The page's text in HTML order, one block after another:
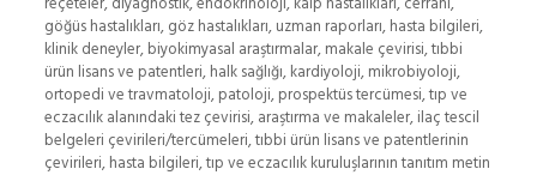
göğüs hastalıkları, göz hastalıkları, uzman raporları, hasta bilgileri,
klinik deneyler, biyokimyasal araştırmalar, makale çevirisi, tıbbi
ürün lisans ve patentleri, halk sağlığı, kardiyoloji, mikrobiyoloji,
ortopedi ve travmatoloji, patoloji, prospektüs tercümesi, tıp ve
eczacılık alanındaki tez çevirisi, araştırma ve makaleler, ilaç tescil
belgeleri çevirileri/tercümeleri, tıbbi ürün lisans ve patentlerinin
çevirileri, hasta bilgileri, tıp ve eczacılık kuruluşlarının tanıtım metin